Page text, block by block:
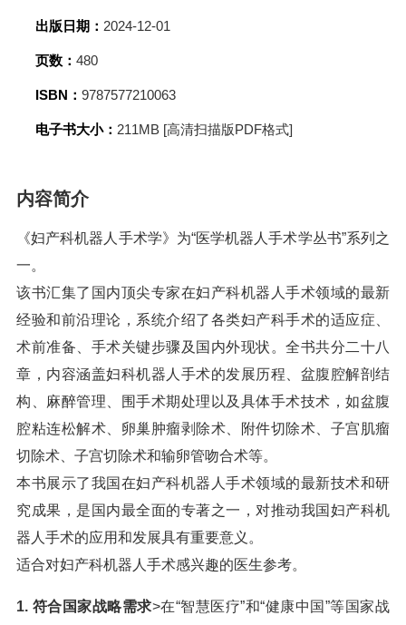
出版日期： 2024-12-01
页数： 480
ISBN： 9787577210063
电子书大小： 211MB [高清扫描版PDF格式]
内容简介
《妇产科机器人手术学》为“医学机器人手术学丛书”系列之
一。
该书汇集了国内顶尖专家在妇产科机器人手术领域的最新
经验和前沿理论，系统介绍了各类妇产科手术的适应症、
术前准备、手术关键步骤及国内外现状。全书共分二十八
章，内容涵盖妇科机器人手术的发展历程、盆腹腔解剖结
构、麻醉管理、围手术期处理以及具体手术技术，如盆腹
腔粘连松解术、卵巢肿瘤剥除术、附件切除术、子宫肌瘤
切除术、子宫切除术和输卵管吻合术等。
本书展示了我国在妇产科机器人手术领域的最新技术和研
究成果，是国内最全面的专著之一，对推动我国妇产科机
器人手术的应用和发展具有重要意义。
适合对妇产科机器人手术感兴趣的医生参考。
1. 符合国家战略需求>在“智慧医疗”和“健康中国”等国家战